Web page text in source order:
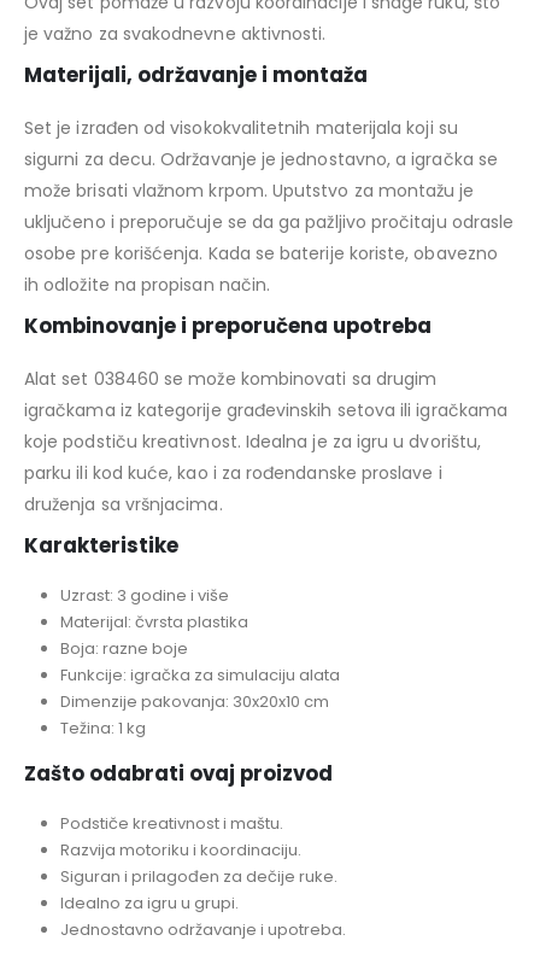
je važno za svakodnevne aktivnosti.
Materijali, održavanje i montaža
Set je izrađen od visokokvalitetnih materijala koji su
sigurni za decu. Održavanje je jednostavno, a igračka se
može brisati vlažnom krpom. Uputstvo za montažu je
uključeno i preporučuje se da ga pažljivo pročitaju odrasle
osobe pre korišćenja. Kada se baterije koriste, obavezno
ih odložite na propisan način.
Kombinovanje i preporučena upotreba
Alat set 038460 se može kombinovati sa drugim
igračkama iz kategorije građevinskih setova ili igračkama
koje podstiču kreativnost. Idealna je za igru u dvorištu,
parku ili kod kuće, kao i za rođendanske proslave i
druženja sa vršnjacima.
Karakteristike
Uzrast: 3 godine i više
Materijal: čvrsta plastika
Boja: razne boje
Funkcije: igračka za simulaciju alata
Dimenzije pakovanja: 30x20x10 cm
Težina: 1 kg
Zašto odabrati ovaj proizvod
Podstiče kreativnost i maštu.
Razvija motoriku i koordinaciju.
Siguran i prilagođen za dečije ruke.
Idealno za igru u grupi.
Jednostavno održavanje i upotreba.